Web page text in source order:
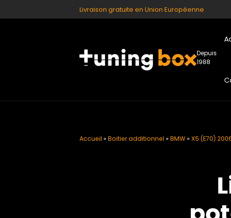
Livraison gratuite en Union Européenne
Depuis
1988
Accueil » Boitier additionnel » BMW» X5 (E70)